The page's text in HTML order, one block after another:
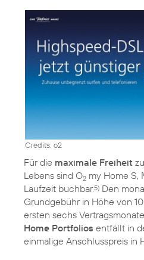
Credits: o2
Für die maximale Freiheit
Lebens sind O2 my Home S,
Laufzeit buchbar.5) Den
Grundgebühr in Höhe von
ersten sechs
Home Portfolios entfällt in
einmalige Anschlusspreis in